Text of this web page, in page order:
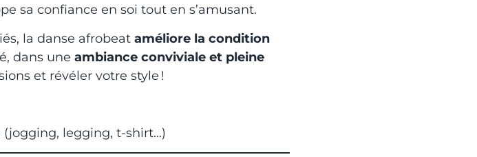
sa confiance en soi tout en s’amusant.
la danse afrobeat améliore la condition
dans une ambiance conviviale et pleine
et révéler votre style !
legging, t-shirt…)